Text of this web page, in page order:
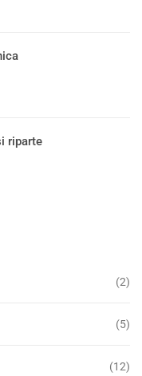
riparte
(2)
(5)
(12)